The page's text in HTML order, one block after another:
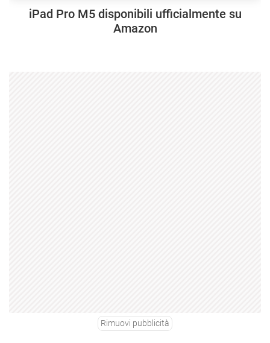
iPad Pro M5 disponibili ufficialmente su
Amazon
Rimuovi pubblicità